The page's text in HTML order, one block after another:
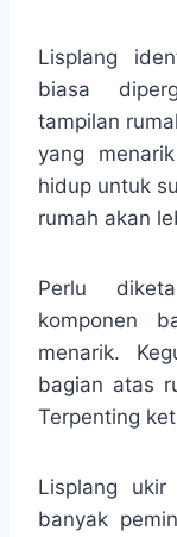
Lisplang
biasa
tampilan
yang
hidup untuk
rumah akan
Perlu
komponen
menarik.
bagian atas
Terpenting
Lisplang
banyak